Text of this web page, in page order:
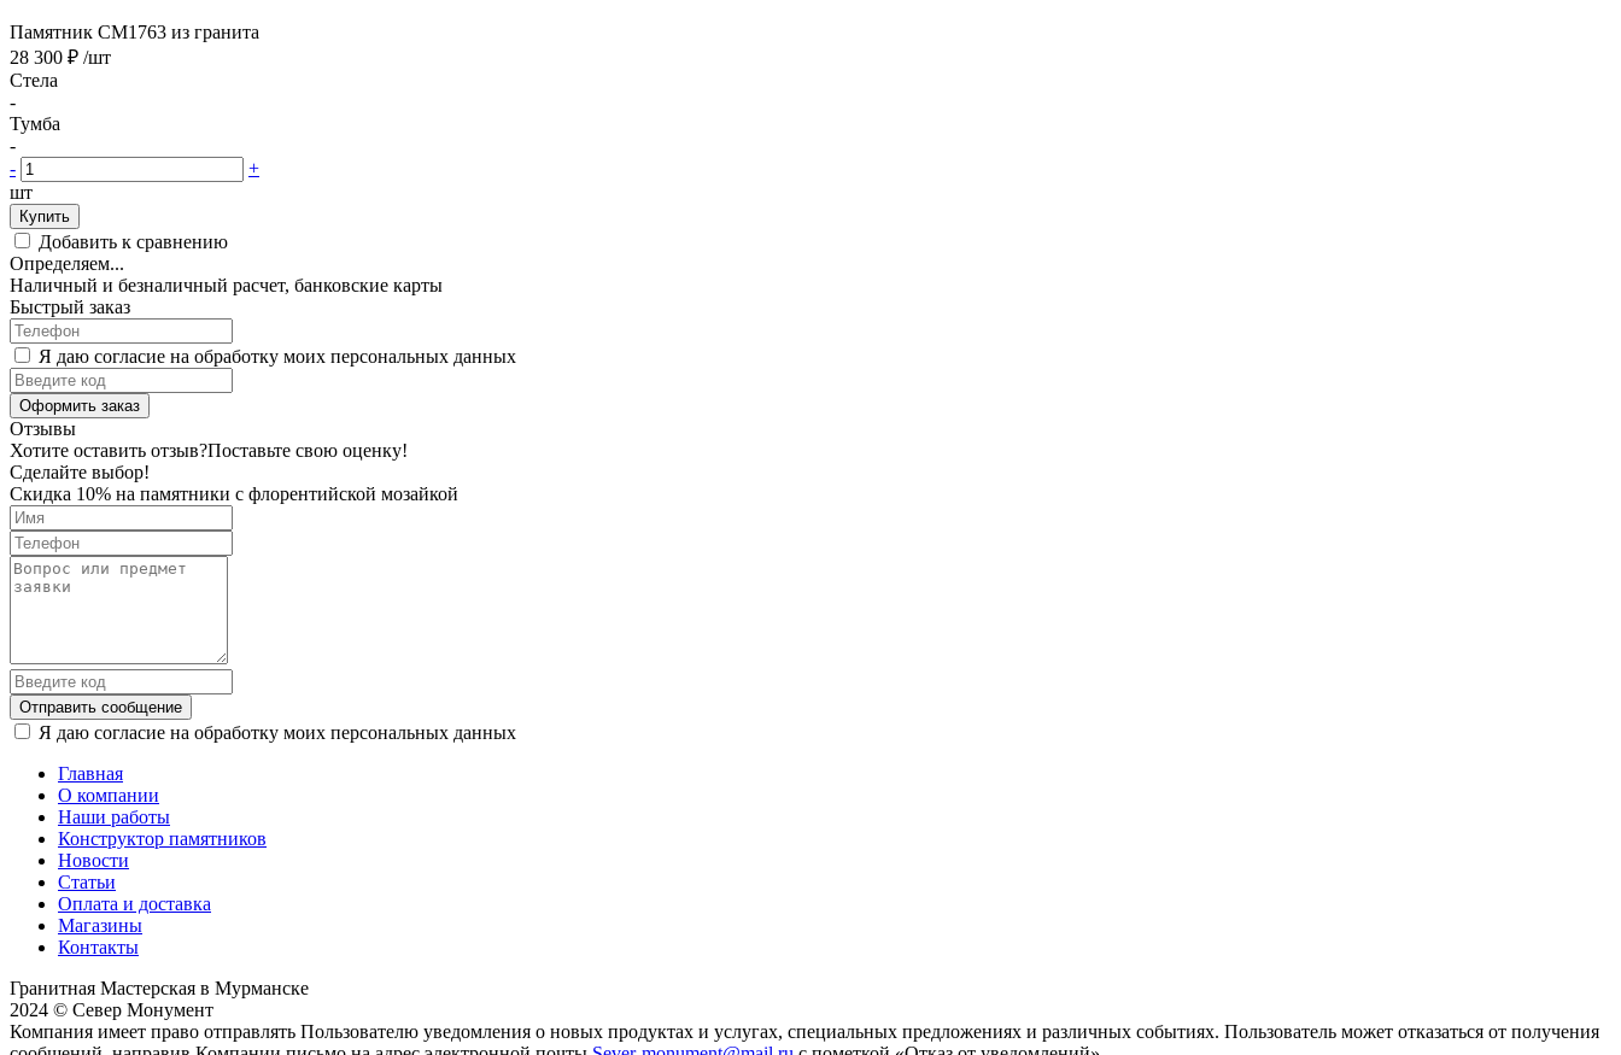
Памятник CM1763 из гранита
28 300 ₽ /шт
Стела
-
Тумба
-
-
+
шт
Купить
Добавить к сравнению
Определяем...
Наличный и безналичный расчет, банковские карты
Быстрый заказ
Я даю согласие на обработку моих персональных данных
Оформить заказ
Отзывы
Хотите оставить отзыв?Поставьте свою оценку!
Сделайте выбор!
Скидка 10% на памятники с флорентийской мозайкой
Отправить сообщение
Я даю согласие на обработку моих персональных данных
Главная
О компании
Наши работы
Конструктор памятников
Новости
Статьи
Оплата и доставка
Магазины
Контакты
Гранитная Мастерская в Мурманске
2024 © Север Монумент
Компания имеет право отправлять Пользователю уведомления о новых продуктах и услугах, специальных предложениях и различных событиях. Пользователь может отказаться от получения